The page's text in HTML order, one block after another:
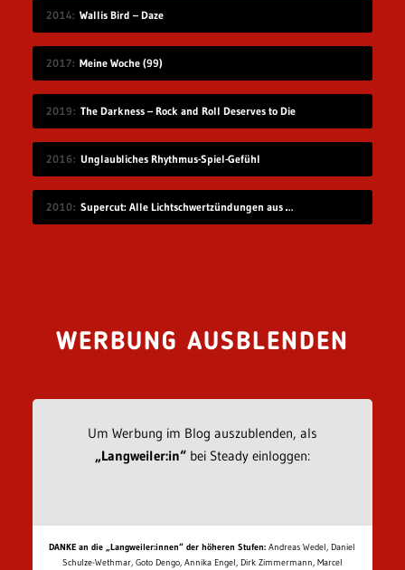
2014 Wallis Bird – Daze
2017 Meine Woche (99)
2019 The Darkness – Rock and Roll Deserves to Die
2016 Unglaubliches Rhythmus-Spiel-Gefühl
2010 Supercut: Alle Lichtschwertzündungen aus Star Wars
WERBUNG AUSBLENDEN
Um Werbung im Blog auszublenden, als
„Langweiler:in“bei Steady einloggen:
DANKE an die „Langweiler:innen“ der höheren Stufen: Andreas Wedel, Daniel
Schulze-Wethmar, Goto Dengo, Annika Engel, Dirk Zimmermann, Marcel